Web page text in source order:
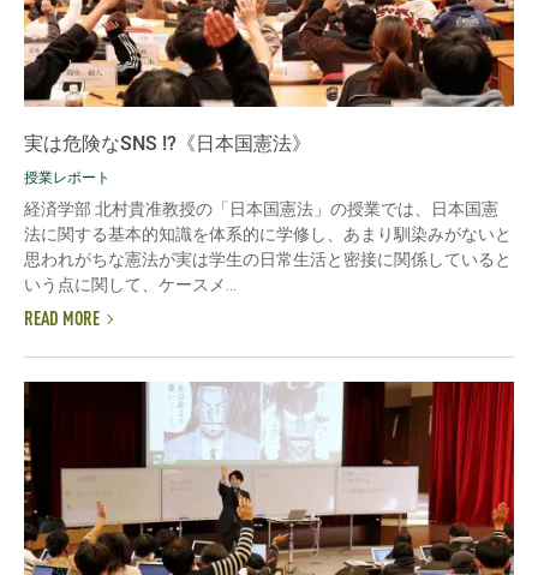
実は危険なSNS !?《日本国憲法》
授業レポート
経済学部 北村貴准教授の「日本国憲法」の授業では、日本国憲
法に関する基本的知識を体系的に学修し、あまり馴染みがないと
思われがちな憲法が実は学生の日常生活と密接に関係していると
いう点に関して、ケースメ...
READ MORE